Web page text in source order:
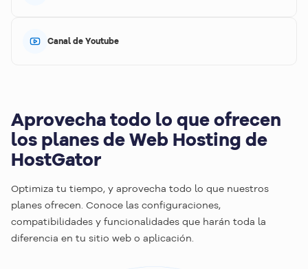
Canal de Youtube
Aprovecha todo lo que ofrecen
los planes de Web Hosting de
HostGator
Optimiza tu tiempo, y aprovecha todo lo que nuestros
planes ofrecen. Conoce las configuraciones,
compatibilidades y funcionalidades que harán toda la
diferencia en tu sitio web o aplicación.